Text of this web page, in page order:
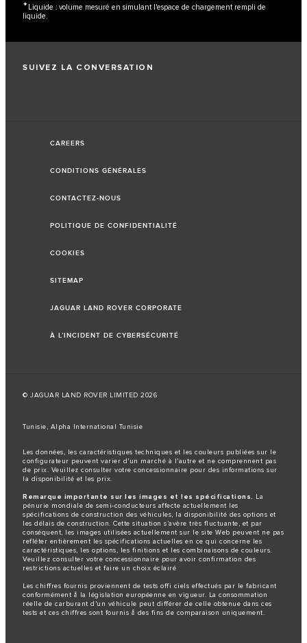
✦Liquide : volume mesuré en simulant l'espace de chargement rempli de
liquide.
SUIVEZ LA CONVERSATION
CAREERS
CONDITIONS GÉNÉRALES
CONTACTEZ-NOUS
POLITIQUE DE CONFIDENTIALITÉ
COOKIES
SITEMAP
JAGUAR LAND ROVER CORPORATE
À L’INCIDENT DE CYBERSÉCURITÉ
© JAGUAR LAND ROVER LIMITED 2026
Tunisie, Alpha International Tunisie
Les données, les caractéristiques techniques et les couleurs publiées sur le
configurateur peuvent varier d'un marché à l'autre et ne comprennent pas
de prix. Veuillez consulter votre concessionnaire pour des informations sur
la disponibilité et les prix.
Remarque importante sur les images et les spécifications. La
pénurie mondiale de semi-conducteurs affecte actuellement les
spécifications de construction des véhicules, la disponibilité des options et
les délais de construction. Cette situation s’avère très fluctuante, et par
conséquent, les images utilisées actuellement sur le site Web peuvent ne pas
refléter entièrement les spécifications actuelles en ce qui concerne les
caractéristiques, les options, les finitions et les combinaisons de couleurs.
Veuillez consulter votre concessionnaire pour avoir confirmation des
restrictions actuelles et faire un choix éclairé
Les chiffres fournis proviennent de tests offi ciels effectués par le fabricant
conformément å la législation européenne en vigueur. La consommation
réelle de carburant d'un véhicule peut différer de celle obtenue dans ces
tests et ces chiffres sont fournis å des fins de comparaison uniquement.